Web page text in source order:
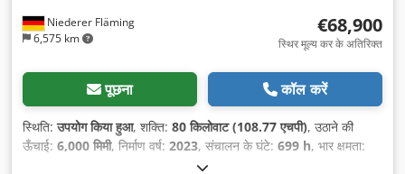
Niederer Fläming
6,575 km
€68,900
स्थिर मूल्य कर के अतिरिक्त
पूछना कॉल करें
स्थिति:उपयोग किया हुआ, शक्ति: 80 किलोवाट (108.77 एचपी), उठाने की
ऊँचाई: 6,000 मिमी, निर्माण वर्ष: 2023, संचालन के घंटे: 699 h, भार क्षमता:
एयर कंडीशनिंग, कैबिन